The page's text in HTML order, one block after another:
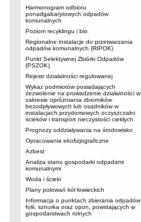
Harmonogram odbioru
ponadgabarytowych odpadów
komunalnych
Poziom recyklingu i bio
Regionalne instalacje do przetwarzania
odpadów komunalnych (RIPOK)
Punkt Selektywnej Zbiórki Odpadów
(PSZOK)
Rejestr działalności regulowanej
Wykaz podmiotów posiadających
zezwolenie na prowadzenie działalności w
zakresie opróżniania zbiorników
bezodpływowych lub osadników w
instalacjach przydomowych oczyszczalni
ścieków i transport nieczystości ciekłych
Prognozy oddziaływania na środowisko
Opracowania ekofizjograficzne
Azbest
Analiza stanu gospodarki odpadami
komunalnymi
Woda i ścieki
Plany polowań kół łowieckich
Informacja o punktach zbierania odpadów
folii, sznurka oraz opon, powstających w
gospodarstwach rolnych